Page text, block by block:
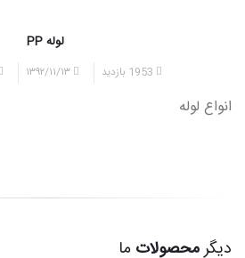
لوله PP
انواع لوله
دیگرمحصولات ما